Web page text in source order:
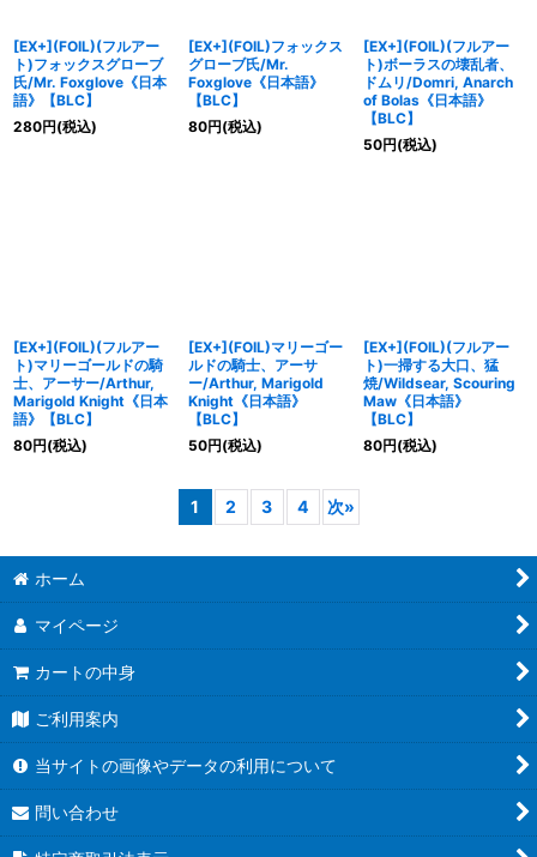
[EX+](FOIL)(フルアー
ト)フォックスグローブ
氏/Mr. Foxglove《日本
語》【BLC】
280円(税込)
[EX+](FOIL)フォックス
グローブ氏/Mr.
Foxglove《日本語》
【BLC】
80円(税込)
[EX+](FOIL)(フルアー
ト)ボーラスの壊乱者、
ドムリ/Domri, Anarch
of Bolas《日本語》
【BLC】
50円(税込)
[EX+](FOIL)(フルアー
ト)マリーゴールドの騎
士、アーサー/Arthur,
Marigold Knight《日本
語》【BLC】
80円(税込)
[EX+](FOIL)マリーゴー
ルドの騎士、アーサ
ー/Arthur, Marigold
Knight《日本語》
【BLC】
50円(税込)
[EX+](FOIL)(フルアー
ト)一掃する大口、猛
焼/Wildsear, Scouring
Maw《日本語》
【BLC】
80円(税込)
1 2 3 4 次»
ホーム
マイページ
カートの中身
ご利用案内
当サイトの画像やデータの利用について
問い合わせ